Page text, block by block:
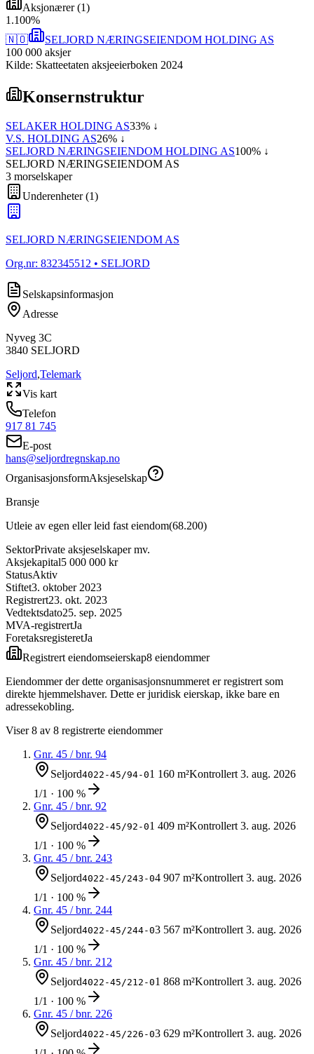
Aksjonærer(1)
1 .100%
🇳🇴
SELJORD NÆRINGSEIENDOM HOLDING AS
100 000 aksjer
Kilde: Skatteetaten aksjeeierboken 2024
Konsernstruktur
SELAKER HOLDING AS33% ↓
V.S. HOLDING AS26% ↓
SELJORD NÆRINGSEIENDOM HOLDING AS100% ↓
SELJORD NÆRINGSEIENDOM AS
3 morselskaper
Underenheter(1)
SELJORD NÆRINGSEIENDOM AS
Org.nr: 832345512 • SELJORD
Selskapsinformasjon
Adresse
Nyveg 3C
3840 SELJORD
Seljord,Telemark
Vis kart
Telefon
917 81 745
E-post
hans@seljordregnskap.no
OrganisasjonsformAksjeselskap
Bransje
Utleie av egen eller leid fast eiendom(68.200)
SektorPrivate aksjeselskaper mv.
Aksjekapital5 000 000 kr
StatusAktiv
Stiftet3. oktober 2023
Registrert23. okt. 2023
Vedtektsdato25. sep. 2025
MVA-registrertJa
ForetaksregisteretJa
Registrert eiendomseierskap8 eiendommer
Eiendommer der dette organisasjonsnummeret er registrert som
direkte hjemmelshaver. Dette er juridisk eierskap, ikke bare en
adressekobling.
Viser8 av 8 registrerte eiendommer
Gnr. 45 / bnr. 94
Seljord4022-45/94-01 160 m²Kontrollert3. aug. 2026
1/1 · 100 %
Gnr. 45 / bnr. 92
Seljord4022-45/92-01 409 m²Kontrollert3. aug. 2026
1/1 · 100 %
Gnr. 45 / bnr. 243
Seljord4022-45/243-04 907 m²Kontrollert3. aug. 2026
1/1 · 100 %
Gnr. 45 / bnr. 244
Seljord4022-45/244-03 567 m²Kontrollert3. aug. 2026
1/1 · 100 %
Gnr. 45 / bnr. 212
Seljord4022-45/212-01 868 m²Kontrollert3. aug. 2026
1/1 · 100 %
Gnr. 45 / bnr. 226
Seljord4022-45/226-03 629 m²Kontrollert3. aug. 2026